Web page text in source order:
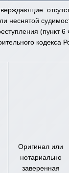
неснятой
(пункт 6
кодекса
Оригинал или
нотариально
заверенная